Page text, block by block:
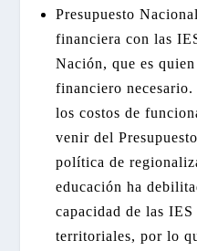
Presupuesto
financiera con las
Nación, que es
financiero
los costos de
venir del
política de
educación ha
capacidad de las
territoriales, por lo